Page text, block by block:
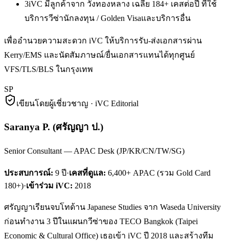
3iVC มีลูกค้าจาก วังทองหลาง เฉลี่ย 184+ เคสต่อปี ที่ใช้
บริการวีซ่านักลงทุน / Golden Visaและบริการอื่น
เพื่ออำนวยความสะดวก iVC ให้บริการรับ-ส่งเอกสารผ่าน
Kerry/EMS และนัดสัมภาษณ์/ยื่นเอกสารแทนได้ทุกศูนย์
VFS/TLS/BLS ในกรุงเทพ
SP
เขียนโดยผู้เชี่ยวชาญ · iVC Editorial
Saranya P. (ศรัญญา ป.)
Senior Consultant — APAC Desk (JP/KR/CN/TW/SG)
ประสบการณ์: 9 ปี·เคสที่ดูแล: 6,400+ APAC (รวม Gold Card
180+)·เข้าร่วม iVC: 2018
ศรัญญาเรียนจบโทด้าน Japanese Studies จาก Waseda University
ก่อนทำงาน 3 ปีในแผนกวีซ่าของ TECO Bangkok (Taipei
Economic & Cultural Office) เธอเข้า iVC ปี 2018 และสร้างทีม